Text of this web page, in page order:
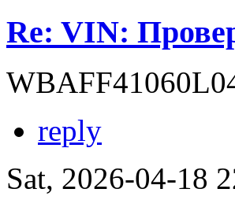
Re: VIN:
reply
Sat, 2026-04-18